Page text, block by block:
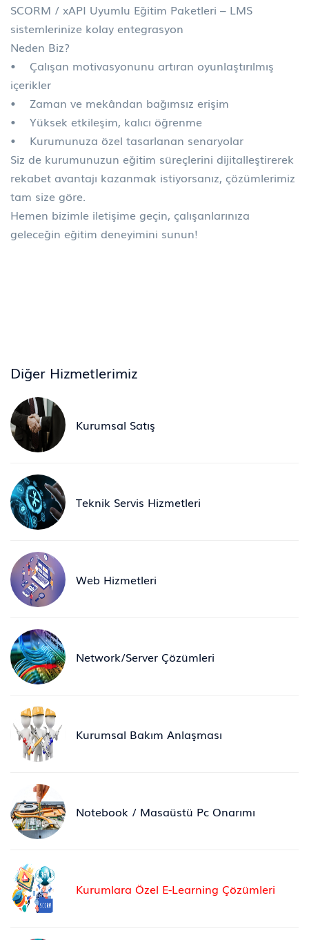
SCORM / xAPI Uyumlu Eğitim Paketleri – LMS
sistemlerinize kolay entegrasyon
Neden Biz?
• Çalışan motivasyonunu artıran oyunlaştırılmış
içerikler
• Zaman ve mekândan bağımsız erişim
• Yüksek etkileşim, kalıcı öğrenme
• Kurumunuza özel tasarlanan senaryolar
Siz de kurumunuzun eğitim süreçlerini dijitalleştirerek
rekabet avantajı kazanmak istiyorsanız, çözümlerimiz
tam size göre.
Hemen bizimle iletişime geçin, çalışanlarınıza
geleceğin eğitim deneyimini sunun!
Diğer Hizmetlerimiz
Kurumsal Satış
Teknik Servis Hizmetleri
Web Hizmetleri
Network/Server Çözümleri
Kurumsal Bakım Anlaşması
Notebook / Masaüstü Pc Onarımı
Kurumlara Özel E-Learning Çözümleri